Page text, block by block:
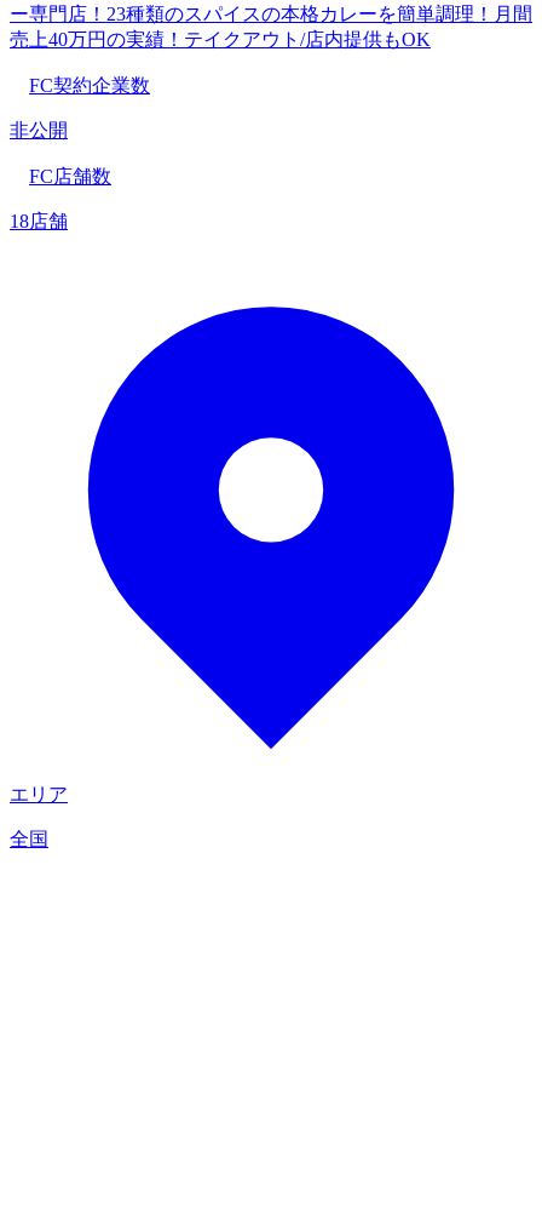
ー専門店！23種類のスパイスの本格カレーを簡単調理！月間
売上40万円の実績！テイクアウト/店内提供もOK
FC契約企業数
非公開
FC店舗数
18店舗
エリア
全国